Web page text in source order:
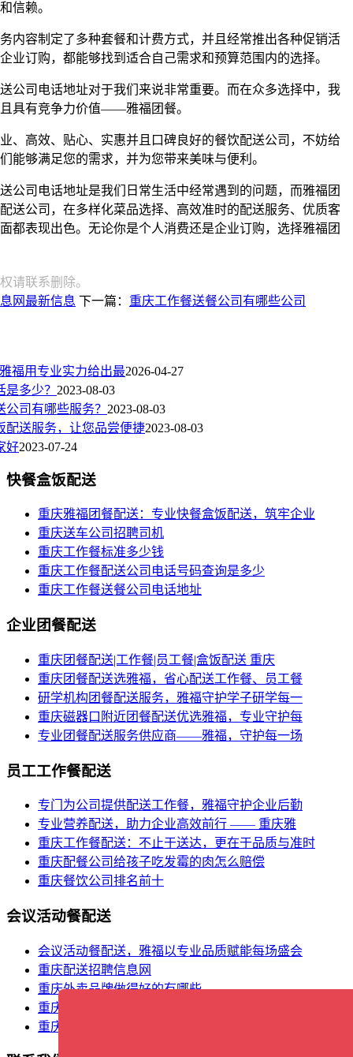
信赖。
内容制定了多种套餐和计费方式，并且经常推出各种促销活
业订购，都能够找到适合自己需求和预算范围内的选择。
公司电话地址对于我们来说非常重要。而在众多选择中，我
具有竞争力价值——雅福团餐。
、高效、贴心、实惠并且口碑良好的餐饮配送公司，不妨给
能够满足您的需求，并为您带来美味与便利。
公司电话地址是我们日常生活中经常遇到的问题，而雅福团
送公司，在多样化菜品选择、高效准时的配送服务、优质客
都表现出色。无论你是个人消费还是企业订购，选择雅福团
请联系删除。
网最新信息 下一篇： 重庆工作餐送餐公司有哪些公司
福用专业实力给出最2026-04-27
多少？ 2023-08-03
司有哪些服务？ 2023-08-03
配送服务，让您品尝便捷2023-08-03
好2023-07-24
快餐盒饭配送
重庆雅福团餐配送：专业快餐盒饭配送，筑牢企业
重庆送车公司招聘司机
重庆工作餐标准多少钱
重庆工作餐配送公司电话号码查询是多少
重庆工作餐送餐公司电话地址
企业团餐配送
重庆团餐配送|工作餐|员工餐|盒饭配送 重庆
重庆团餐配送选雅福，省心配送工作餐、员工餐
研学机构团餐配送服务，雅福守护学子研学每一
重庆磁器口附近团餐配送优选雅福，专业守护每
专业团餐配送服务供应商——雅福，守护每一场
员工工作餐配送
专门为公司提供配送工作餐，雅福守护企业后勤
专业营养配送，助力企业高效前行 —— 重庆雅
重庆工作餐配送：不止于送达，更在于品质与准时
重庆配餐公司给孩子吃发霉的肉怎么赔偿
重庆餐饮公司排名前十
会议活动餐配送
会议活动餐配送，雅福以专业品质赋能每场盛会
重庆配送招聘信息网
重庆外卖品牌做得好的有哪些
重庆外卖小哥
重庆餐饮食材批发市场在哪里